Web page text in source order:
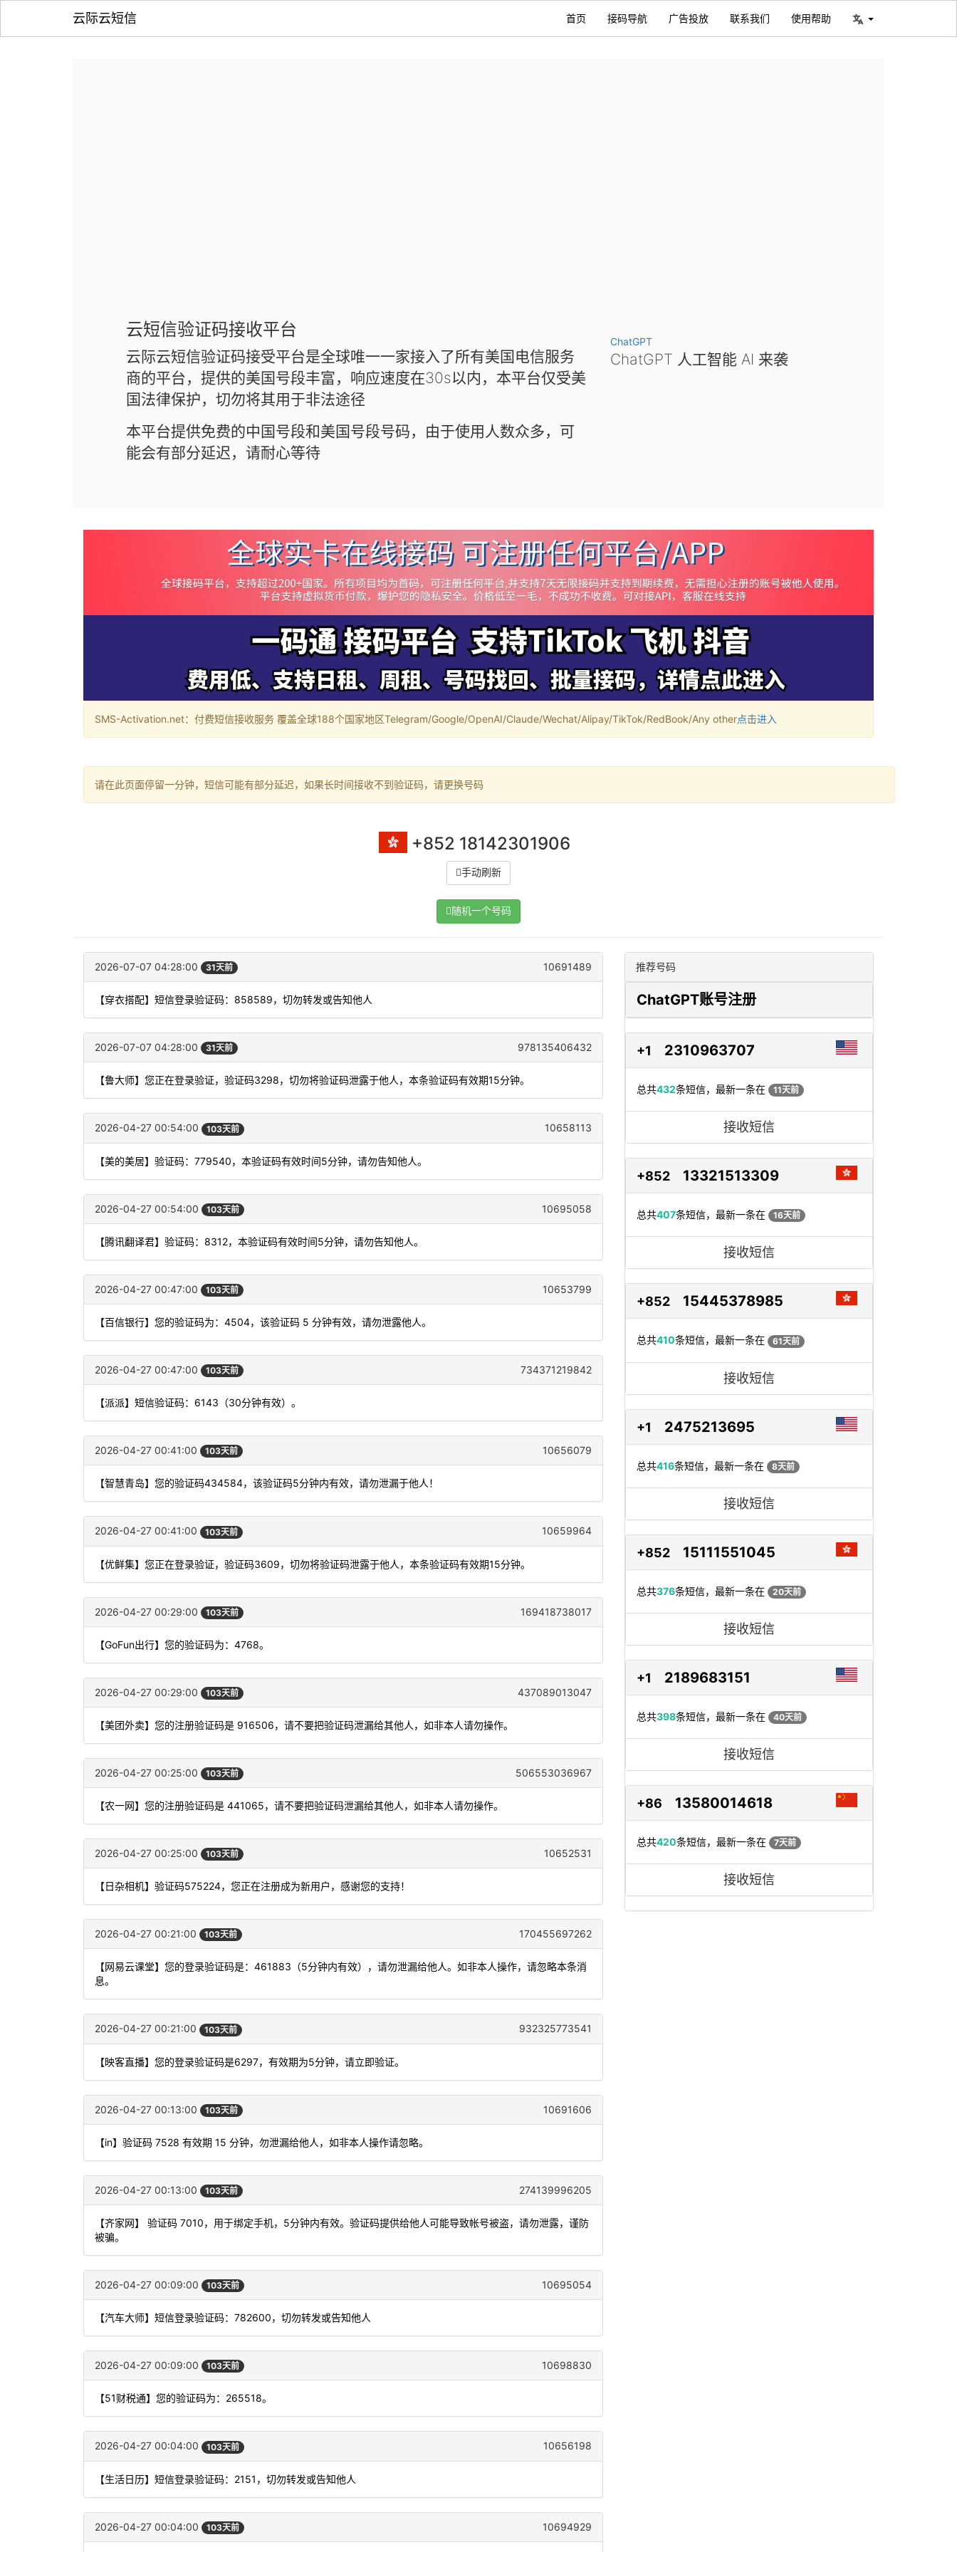
云际云短信 首页 接码导航 广告投放 联系我们 使用帮助
云短信验证码接收平台
云际云短信验证码接受平台是全球唯一一家接入了所有美国电信服务
商的平台，提供的美国号段丰富，响应速度在30s以内，本平台仅受美
国法律保护，切勿将其用于非法途径
本平台提供免费的中国号段和美国号段号码，由于使用人数众多，可
能会有部分延迟，请耐心等待
ChatGPT
ChatGPT 人工智能 AI 来袭
SMS-Activation.net：付费短信接收服务 覆盖全球188个国家地区Telegram/Google/OpenAI/Claude/Wechat/Alipay/TikTok/RedBook/Any other点击进入
请在此页面停留一分钟，短信可能有部分延迟，如果长时间接收不到验证码，请更换号码
+852 18142301906
手动刷新
随机一个号码
2026-07-07 04:28:00 31天前 10691489
【穿衣搭配】短信登录验证码：858589，切勿转发或告知他人
2026-07-07 04:28:00 31天前 978135406432
【鲁大师】您正在登录验证，验证码3298，切勿将验证码泄露于他人，本条验证码有效期15分钟。
2026-04-27 00:54:00 103天前 10658113
【美的美居】验证码：779540，本验证码有效时间5分钟，请勿告知他人。
2026-04-27 00:54:00 103天前 10695058
【腾讯翻译君】验证码：8312，本验证码有效时间5分钟，请勿告知他人。
2026-04-27 00:47:00 103天前 10653799
【百信银行】您的验证码为：4504，该验证码 5 分钟有效，请勿泄露他人。
2026-04-27 00:47:00 103天前 734371219842
【派派】短信验证码：6143（30分钟有效）。
2026-04-27 00:41:00 103天前 10656079
【智慧青岛】您的验证码434584，该验证码5分钟内有效，请勿泄漏于他人！
2026-04-27 00:41:00 103天前 10659964
【优鲜集】您正在登录验证，验证码3609，切勿将验证码泄露于他人，本条验证码有效期15分钟。
2026-04-27 00:29:00 103天前 169418738017
【GoFun出行】您的验证码为：4768。
2026-04-27 00:29:00 103天前 437089013047
【美团外卖】您的注册验证码是 916506，请不要把验证码泄漏给其他人，如非本人请勿操作。
2026-04-27 00:25:00 103天前 506553036967
【农一网】您的注册验证码是 441065，请不要把验证码泄漏给其他人，如非本人请勿操作。
2026-04-27 00:25:00 103天前 10652531
【日杂相机】验证码575224，您正在注册成为新用户，感谢您的支持！
2026-04-27 00:21:00 103天前 170455697262
【网易云课堂】您的登录验证码是：461883（5分钟内有效），请勿泄漏给他人。如非本人操作，请忽略本条消
息。
2026-04-27 00:21:00 103天前 932325773541
【映客直播】您的登录验证码是6297，有效期为5分钟，请立即验证。
2026-04-27 00:13:00 103天前 10691606
【in】验证码 7528 有效期 15 分钟，勿泄漏给他人，如非本人操作请忽略。
2026-04-27 00:13:00 103天前 274139996205
【齐家网】 验证码 7010，用于绑定手机，5分钟内有效。验证码提供给他人可能导致帐号被盗，请勿泄露，谨防
被骗。
2026-04-27 00:09:00 103天前 10695054
【汽车大师】短信登录验证码：782600，切勿转发或告知他人
2026-04-27 00:09:00 103天前 10698830
【51财税通】您的验证码为：265518。
2026-04-27 00:04:00 103天前 10656198
【生活日历】短信登录验证码：2151，切勿转发或告知他人
2026-04-27 00:04:00 103天前 10694929
推荐号码
ChatGPT账号注册
+1 2310963707
总共432条短信，最新一条在 11天前
接收短信
+852 13321513309
总共407条短信，最新一条在 16天前
接收短信
+852 15445378985
总共410条短信，最新一条在 61天前
接收短信
+1 2475213695
总共416条短信，最新一条在 8天前
接收短信
+852 15111551045
总共376条短信，最新一条在 20天前
接收短信
+1 2189683151
总共398条短信，最新一条在 40天前
接收短信
+86 13580014618
总共420条短信，最新一条在 7天前
接收短信